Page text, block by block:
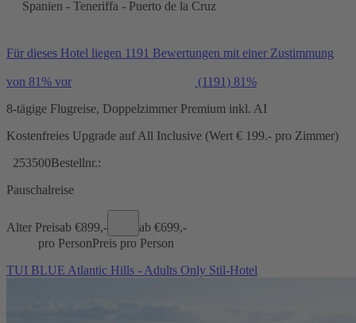
Spanien - Teneriffa - Puerto de la Cruz
Für dieses Hotel liegen 1191 Bewertungen mit einer Zustimmung
von 81% vor (1191) 81%
8-tägige Flugreise, Doppelzimmer Premium inkl. AI
Kostenfreies Upgrade auf All Inclusive (Wert € 199.- pro Zimmer)
253500Bestellnr.:
Pauschalreise
Alter Preisab €899,- ab €699,-
pro PersonPreis pro Person
TUI BLUE Atlantic Hills - Adults Only Stil-Hotel